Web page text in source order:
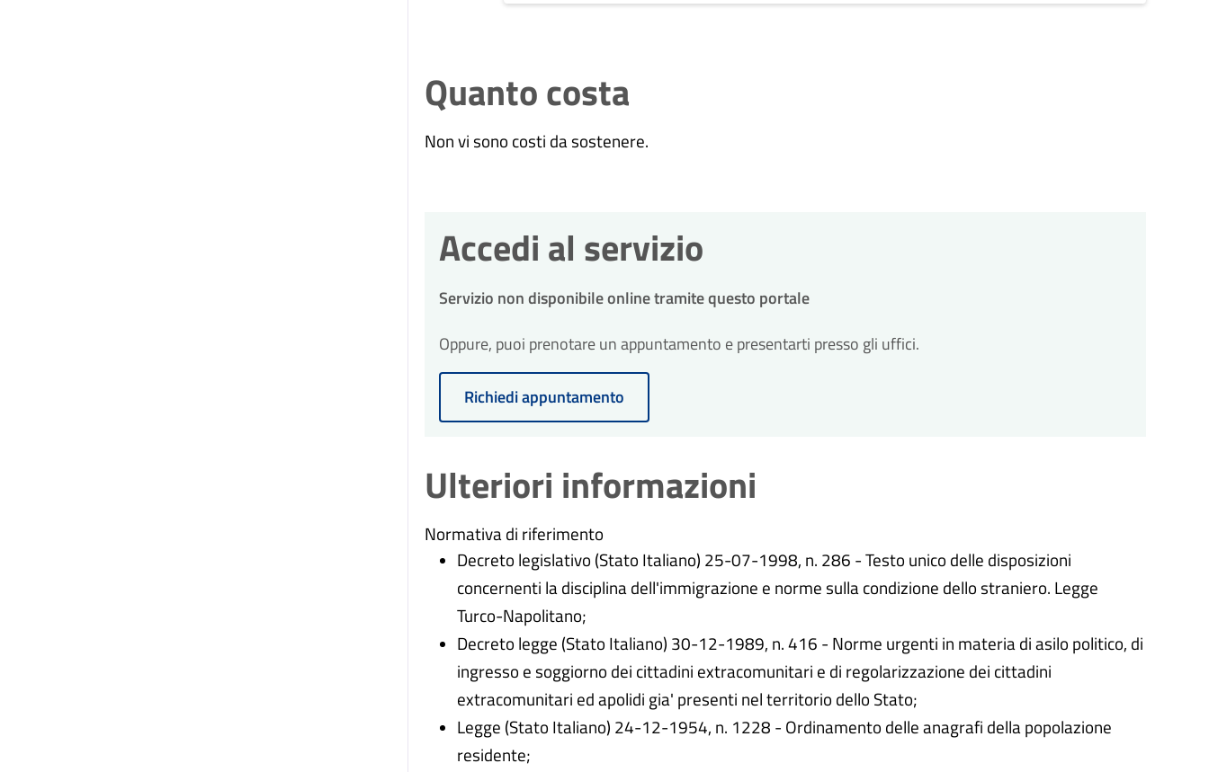
Quanto costa
Non vi sono costi da sostenere.
Accedi al servizio
Servizio non disponibile online tramite questo portale
Oppure, puoi prenotare un appuntamento e presentarti presso gli uffici.
Richiedi appuntamento
Ulteriori informazioni
Normativa di riferimento
Decreto legislativo (Stato Italiano) 25-07-1998, n. 286 - Testo unico delle disposizioni
concernenti la disciplina dell'immigrazione e norme sulla condizione dello straniero. Legge
Turco-Napolitano;
Decreto legge (Stato Italiano) 30-12-1989, n. 416 - Norme urgenti in materia di asilo politico, di
ingresso e soggiorno dei cittadini extracomunitari e di regolarizzazione dei cittadini
extracomunitari ed apolidi gia' presenti nel territorio dello Stato;
Legge (Stato Italiano) 24-12-1954, n. 1228 - Ordinamento delle anagrafi della popolazione
residente;